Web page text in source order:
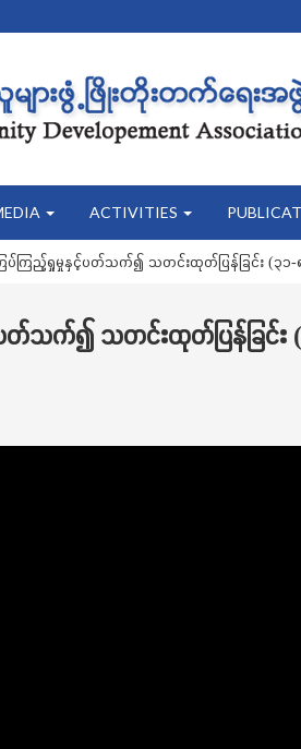
ACTIVITIES
ကြပ်ကြည့်ရှုမှုနှင့်ပတ်သက်၍ သတင်းထုတ်ပြန်ခြင်း (၃၁
တ်သက်၍ သတင်းထုတ်ပြန်ခြင်း